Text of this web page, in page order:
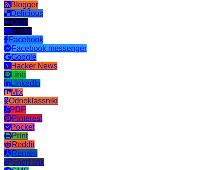
Blogger
Delicious
Digg
Email
Facebook
Facebook messenger
Google
Hacker News
Line
LinkedIn
Mix
Odnoklassniki
PDF
Pinterest
Pocket
Print
Reddit
Renren
Short link